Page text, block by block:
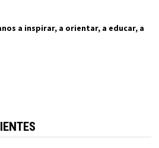
a inspirar, a orientar, a educar, a